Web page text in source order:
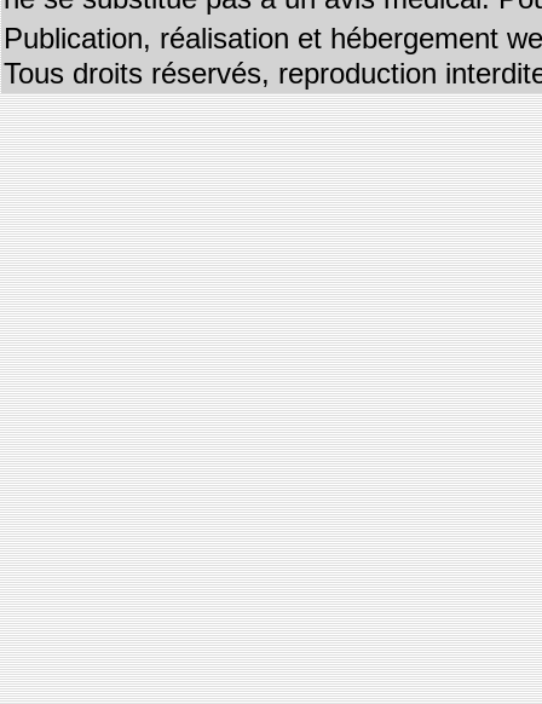
Publication, réalisation et hébergement
Tous droits réservés, reproduction